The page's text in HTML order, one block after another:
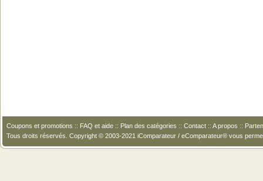
Coupons et promotions :: FAQ et aide :: Plan des catégories :: Contact :: A propos ::
Tous droits réservés. Copyright © 2003-2021 iComparateur / eComparateur® vous